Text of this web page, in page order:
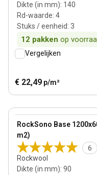
Dikte (in mm): 140
Rd-waarde: 4
Stuks / eenheid: 3
12 pakken op
Vergelijken
€ 22,49 p/m²
RockSono Base
m2)
6
Rockwool
Dikte (in mm): 90
View product